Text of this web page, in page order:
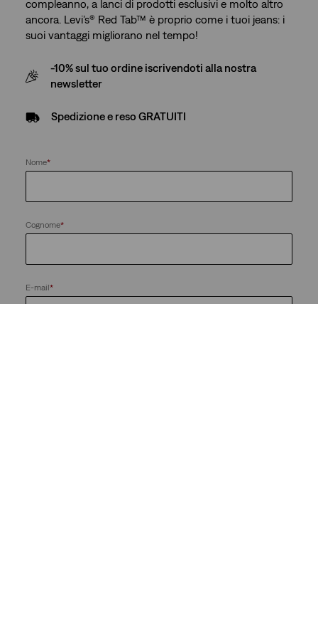
compleanno, a lanci di prodotti esclusivi e molto altro
ancora. Levi’s® Red Tab™ è proprio come i tuoi jeans: i
suoi vantaggi migliorano nel tempo!
-10% sul tuo ordine iscrivendoti alla nostra
newsletter
Spedizione e reso GRATUITI
Nome*
Cognome*
E-mail*